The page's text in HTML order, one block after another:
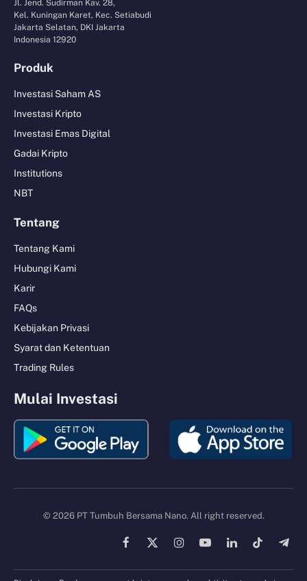
Jl. Jend. Sudirman Kav. 28,
Kel. Kuningan Karet, Kec. Setiabudi
Jakarta Selatan, DKI Jakarta
Indonesia 12920
Produk
Investasi Saham AS
Investasi Kripto
Investasi Emas Digital
Gadai Kripto
Institutions
NBT
Tentang
Tentang Kami
Hubungi Kami
Karir
FAQs
Kebijakan Privasi
Syarat dan Ketentuan
Trading Rules
Mulai Investasi
© 2026 PT Tumbuh Bersama Nano. All right reserved.
Facebook
X
InstagramYouTubeLinkedInTikTok